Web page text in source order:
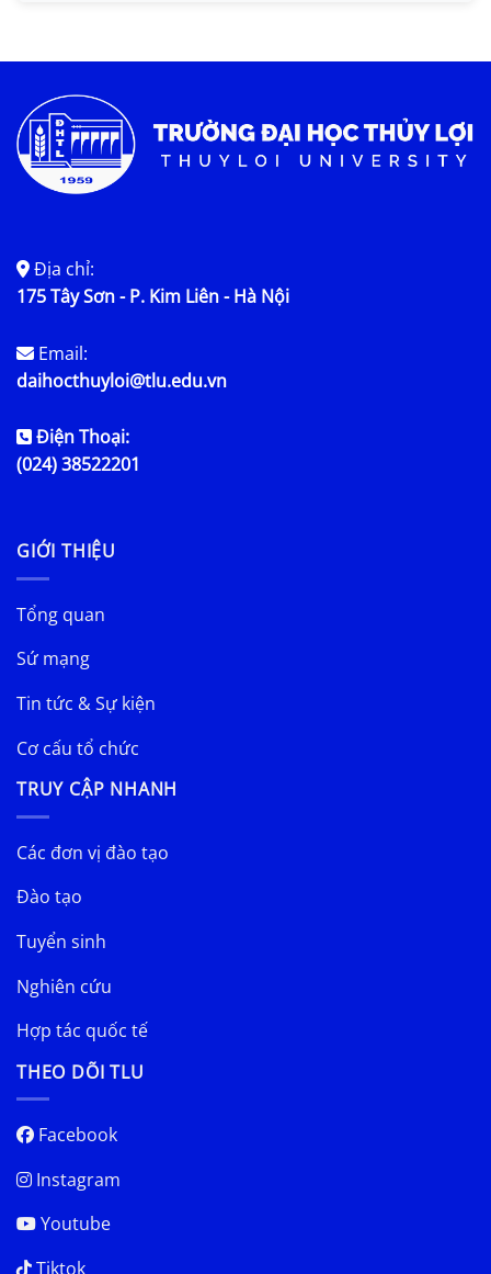
Địa chỉ:
175 Tây Sơn - P. Kim Liên - Hà Nội
Email:
daihocthuyloi@tlu.edu.vn
Điện Thoại:
(024) 38522201
GIỚI THIỆU
Tổng quan
Sứ mạng
Tin tức & Sự kiện
Cơ cấu tổ chức
TRUY CẬP NHANH
Các đơn vị đào tạo
Đào tạo
Tuyển sinh
Nghiên cứu
Hợp tác quốc tế
THEO DÕI TLU
Facebook
Instagram
Youtube
Tiktok